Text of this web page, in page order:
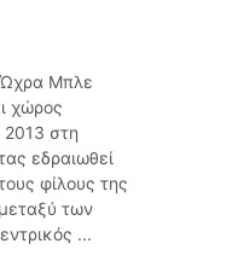
Ώχρα Μπλε
χώρος
2013 στη
εδραιωθεί
φίλους της
των
...